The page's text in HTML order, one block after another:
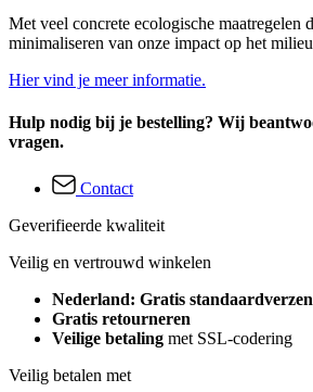
Met veel concrete ecologische maatregelen
minimaliseren van onze impact op het
Hier vind je meer informatie.
Hulp nodig bij je bestelling? Wij
vragen.
Contact
Geverifieerde kwaliteit
Veilig en vertrouwd winkelen
Nederland: Gratis
Gratis retourneren
Veilige betaling met SSL-codering
Veilig betalen met